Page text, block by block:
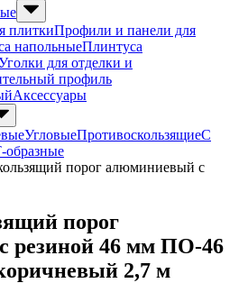
плиткиПрофили и панели для
напольныеПлинтуса
для отделки и
профиль
Аксессуары
УгловыеПротивоскользящиеС
образные
порог алюминиевый с
порог
резиной 46 мм ПО-46
2,7 м